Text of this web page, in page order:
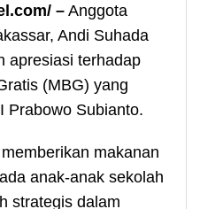
– Anggota
Andi Suhada
apresiasi terhadap
(MBG) yang
Prabowo Subianto.
makanan
anak-anak sekolah
strategis dalam